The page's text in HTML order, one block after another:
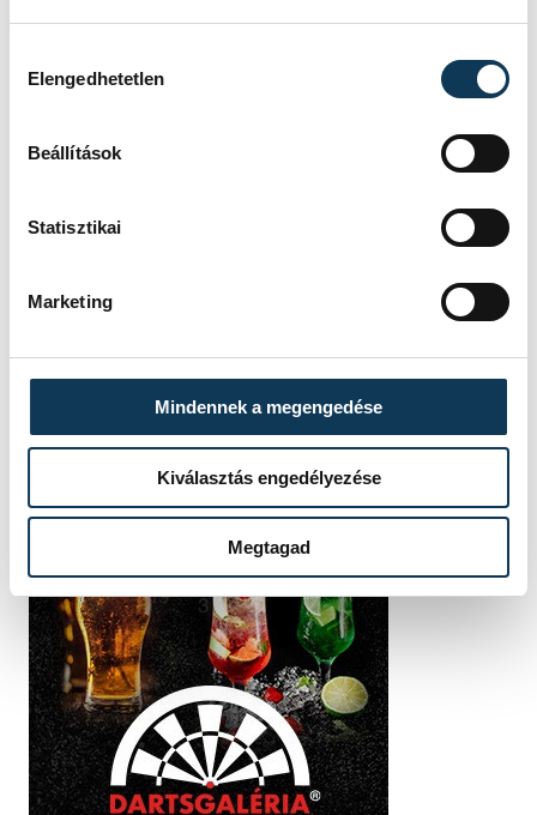
Elengedhetetlen
Beállítások
Statisztikai
Marketing
Mindennek a megengedése
Kiválasztás engedélyezése
Megtagad